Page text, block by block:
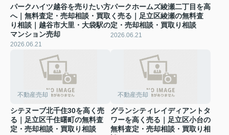
パークハイツ越谷を売りたい方
へ｜無料査定・売却相談・買取
り相談｜越谷市大里・大袋駅の
マンション売却
2026.06.21
パークホームズ綾瀬二丁目を高
く売る｜足立区綾瀬の無料査
定・売却相談・買取り相談
2026.06.21
不動産売却
シテヌーブ北千住30を高く売
る｜足立区千住曙町の無料査
定・売却相談・買取り相談
不動産売却
グランシティレイディアントタ
ワーを高く売る｜足立区小台の
無料査定・売却相談・買取り相